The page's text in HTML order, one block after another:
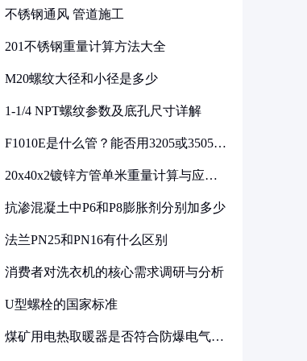
不锈钢通风 管道施工
201不锈钢重量计算方法大全
M20螺纹大径和小径是多少
1-1/4 NPT螺纹参数及底孔尺寸详解
F1010E是什么管？能否用3205或3505代
20x40x2镀锌方管单米重量计算与应用
抗渗混凝土中P6和P8膨胀剂分别加多少
法兰PN25和PN16有什么区别
消费者对洗衣机的核心需求调研与分析
U型螺栓的国家标准
煤矿用电热取暖器是否符合防爆电气设